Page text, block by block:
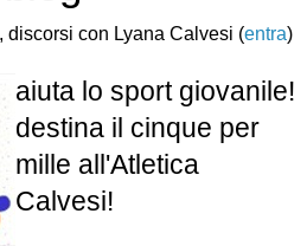
discorsi con Lyana Calvesi (entra)
aiuta lo sport giovanile!
destina il cinque per
mille all'Atletica
Calvesi!